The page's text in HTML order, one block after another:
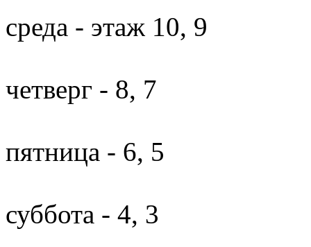
среда - этаж 10, 9
четверг - 8, 7
пятница - 6, 5
суббота - 4, 3